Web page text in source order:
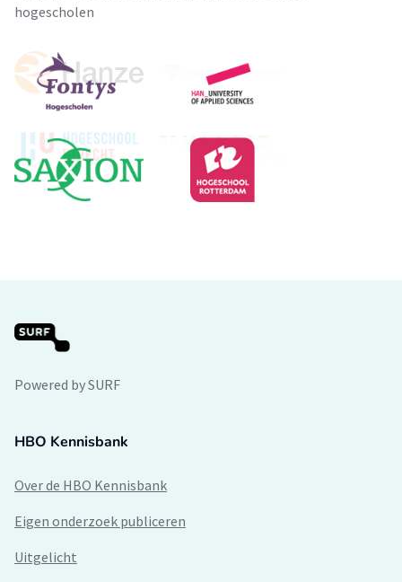
hogescholen
Powered by SURF
HBO Kennisbank
Over de HBO Kennisbank
Eigen onderzoek publiceren
Uitgelicht